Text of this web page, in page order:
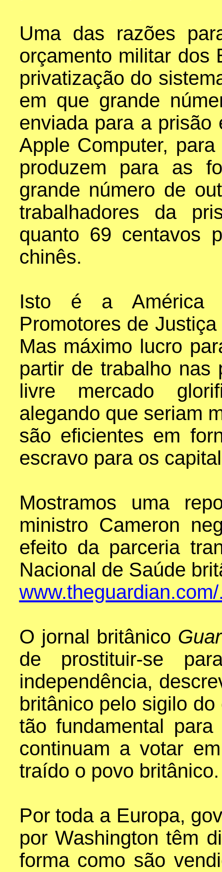
Uma das razões
orçamento militar dos
privatização do
em que grande
enviada para a prisão
Apple Computer,
produzem para as
grande número de
trabalhadores da
quanto 69 centavos
chinês.
Isto é a América
Promotores de
Mas máximo lucro
partir de trabalho nas
livre mercado
alegando que seriam
são eficientes em
escravo para os
Mostramos uma
ministro Cameron
efeito da parceria
Nacional de Saúde
O jornal britânico
de prostituir-se
independência,
britânico pelo sigilo
tão fundamental
continuam a votar
traído o povo britânico.
Por toda a Europa,
por Washington têm
forma como são